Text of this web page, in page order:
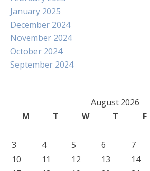
January 2025
December 2024
November 2024
October 2024
September 2024
August 2026
M
T W T F
3
4 5 6 7
10
11 12 13 14